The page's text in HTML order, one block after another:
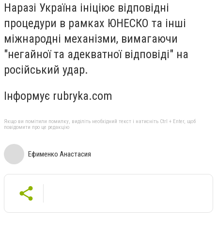
Наразі Україна ініціює відповідні
процедури в рамках ЮНЕСКО та інші
міжнародні механізми, вимагаючи
"негайної та адекватної відповіді" на
російський удар.
Інформує rubryka.com
Якщо ви помітили помилку, виділіть необхідний текст і натисніть Ctrl + Enter, щоб
повідомити про це редакцію
Ефименко Анастасия